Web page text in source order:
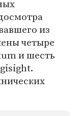
из
четыре
и шесть